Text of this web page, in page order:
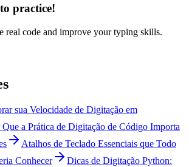
practice!
real code and improve your typing skills.
sua Velocidade de Digitação em
Que a Prática de Digitação de Código Importa
Atalhos de Teclado Essenciais que Todo
Conhecer
Dicas de Digitação Python: